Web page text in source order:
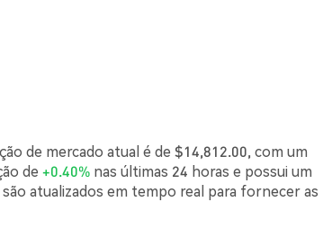
de mercado atual é de $14,812.00, com um
de +0.40% nas últimas 24 horas e possui um
atualizados em tempo real para fornecer as